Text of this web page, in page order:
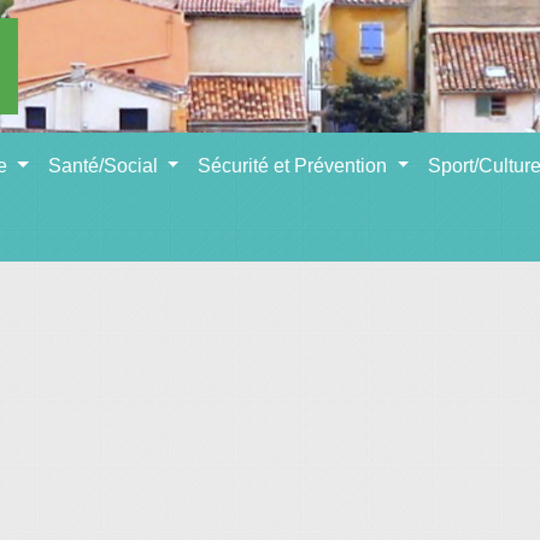
Santé/Social Sécurité et Prévention Sport/Culture